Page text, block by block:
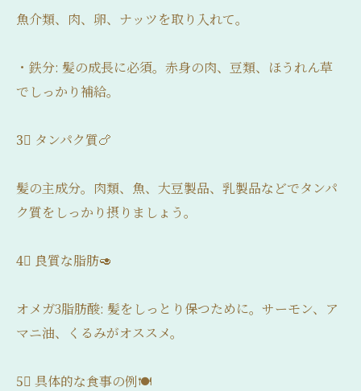
魚介類、肉、卵、ナッツを取り入れて。
・鉄分: 髪の成長に必須。赤身の肉、豆類、ほうれん草
でしっかり補給。
3⃣ タンパク質🍗
髪の主成分。肉類、魚、大豆製品、乳製品などでタンパ
ク質をしっかり摂りましょう。
4⃣ 良質な脂肪🥑
オメガ3脂肪酸: 髪をしっとり保つために。サーモン、ア
マニ油、くるみがオススメ。
5⃣ 具体的な食事の例🍽